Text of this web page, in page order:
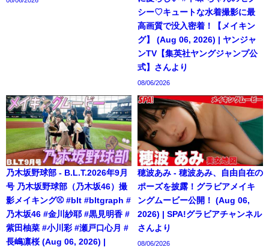
シー♡キュートな水着撮影に最
高画質で没入密着！【メイキン
グ】 (Aug 06, 2026) | ヤンジャ
ンTV【集英社ヤングジャンプ公
式】さんより
08/06/2026
乃木坂野球部 - B.L.T.2026年9月
号 乃木坂野球部（乃木坂46）撮
影メイキング⚾️ #blt #bltgraph #
乃木坂46 #金川紗耶 #黒見明香 #
紫田柚菜 #小川彩 #瀬戸口心月 #
長嶋凛桜 (Aug 06, 2026) |
穂波あみ - 穂波あみ、自由自在の
ポーズを披露！グラビアメイキ
ングムービー公開！ (Aug 06,
2026) | SPA!グラビアチャンネル
さんより
08/06/2026